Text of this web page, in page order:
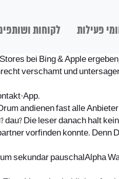
פעילות לקוחות
bei Bing & Apple
verschamt und
App.
andienen fast alle
Die leser danach halt
vorfinden konnte. Denn
sekundar pauschalAlpha